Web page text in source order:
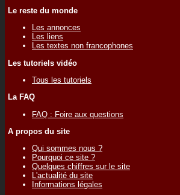
Le reste du monde
Les annonces
Les liens
Les textes non francophones
Les tutoriels vidéo
Tous les tutoriels
La FAQ
FAQ : Foire aux questions
A propos du site
Qui sommes nous ?
Pourquoi ce site ?
Quelques chiffres sur le site
L'actualité du site
Informations légales